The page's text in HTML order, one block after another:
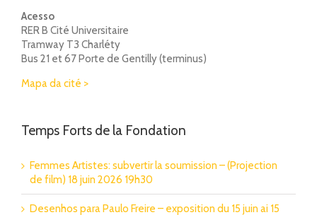
Acesso
RER B Cité Universitaire
Tramway T3 Charléty
Bus 21 et 67 Porte de Gentilly (terminus)
Mapa da cité >
Temps Forts de la Fondation
Femmes Artistes: subvertir la soumission – (Projection
de film) 18 juin 2026 19h30
Desenhos para Paulo Freire – exposition du 15 juin ai 15